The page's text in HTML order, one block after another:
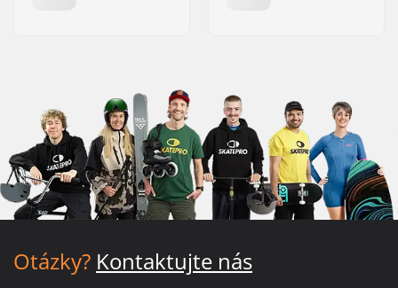
Otázky? Kontaktujte nás